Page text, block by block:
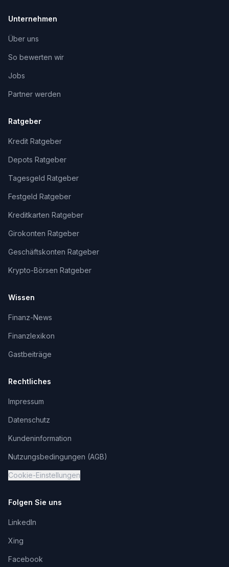
Unternehmen
Über uns
So bewerten wir
Jobs
Partner werden
Ratgeber
Kredit Ratgeber
Depots Ratgeber
Tagesgeld Ratgeber
Festgeld Ratgeber
Kreditkarten Ratgeber
Girokonten Ratgeber
Geschäftskonten Ratgeber
Krypto-Börsen Ratgeber
Wissen
Finanz-News
Finanzlexikon
Gastbeiträge
Rechtliches
Impressum
Datenschutz
Kundeninformation
Nutzungsbedingungen (AGB)
Cookie-Einstellungen
Folgen Sie uns
LinkedIn
Xing
Facebook